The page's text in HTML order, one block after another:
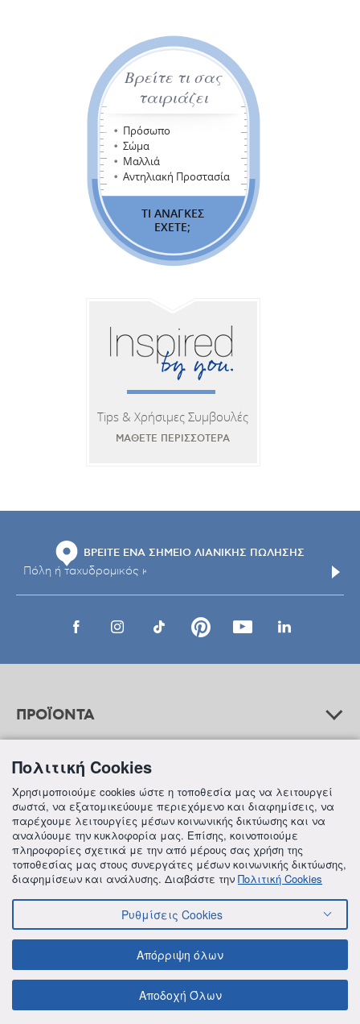
Βρείτε τι σας
ταιριάζει
Πρόσωπο
Σώμα
Μαλλιά
Αντηλιακή Προστασία
ΤΙ ΑΝΑΓΚΕΣ
ΕΧΕΤΕ;
Tips & Χρήσιμες Συμβουλές
ΜΑΘΕΤΕ ΠΕΡΙΣΣΟΤΕΡΑ
ΒΡΕΙΤΕ ΕΝΑ ΣΗΜΕΙΟ ΛΙΑΝΙΚΗΣ ΠΩΛΗΣΗΣ
ΠΡΟΪΟΝΤΑ
ΒΟΗΘΕΙΑ
ΠΛΗΡΟΦΟΡΙΕΣ
© 2018 FREZYDERM A.B.Ε.E. ALL RIGHTS RESERVED
ΟΡΟΙ ΚΑΙ ΠΡΟΫΠΟΘΕΣΕΙΣ
ΠΟΛΙΤΙΚΗ ΓΙΑ ΤΟΝ ΑΝΤΑΓΩΝΙΣΜΟ
ΠΟΛΙΤΙΚΗ ΕΣΩΤΕΡΙΚΩΝ ΑΝΑΦΟΡΩΝ & ΚΑΤΑΓΓΕΛΙΩΝ (Ν. 4990/22)
ΠΟΛΙΤΙΚΗ ΑΠΟΡΡΗΤΟΥ ΤΗΣ FREZYDERM
Πολιτική Cookies
Χρησιμοποιούμε cookies ώστε η τοποθεσία μας να λειτουργεί
σωστά, να εξατομικεύουμε περιεχόμενο και διαφημίσεις, να
παρέχουμε λειτουργίες μέσων κοινωνικής δικτύωσης και να
αναλύουμε την κυκλοφορία μας. Επίσης, κοινοποιούμε
πληροφορίες σχετικά με την από μέρους σας χρήση της
τοποθεσίας μας στους συνεργάτες μέσων κοινωνικής δικτύωσης,
διαφημίσεων και ανάλυσης. Διαβάστε την Πολιτική Cookies
Ρυθμίσεις Cookies
Απόρριψη όλων
Αποδοχή Όλων